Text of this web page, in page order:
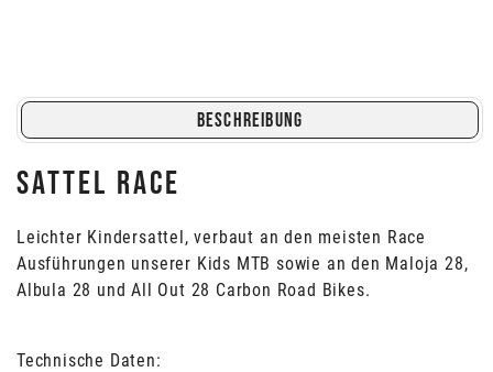
BESCHREIBUNG
SATTEL RACE
Leichter Kindersattel, verbaut an den meisten Race
Ausführungen unserer Kids MTB sowie an den Maloja 28,
Albula 28 und All Out 28 Carbon Road Bikes.
Technische Daten: